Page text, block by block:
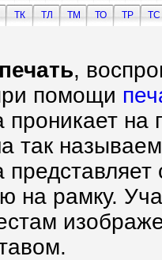
ТК ТЛ ТМ ТО ТР
ТС
,
помощи
проникает
так
на рамку.